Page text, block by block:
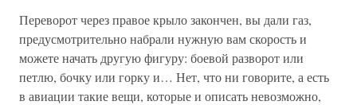
Переворот через правое крыло закончен, вы дали газ,
предусмотрительно набрали нужную вам скорость и
можете начать другую фигуру: боевой разворот или
петлю, бочку или горку и… Нет, что ни говорите, а есть
в авиации такие вещи, которые и описать невозможно,